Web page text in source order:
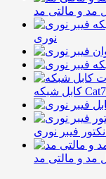
مد و مالتی مد
نوری
کابل شبکه Cat7
فیبر نوری
مد و مالتی مد